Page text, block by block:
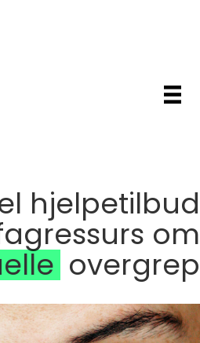
hjelpetilbud
om
overgrep